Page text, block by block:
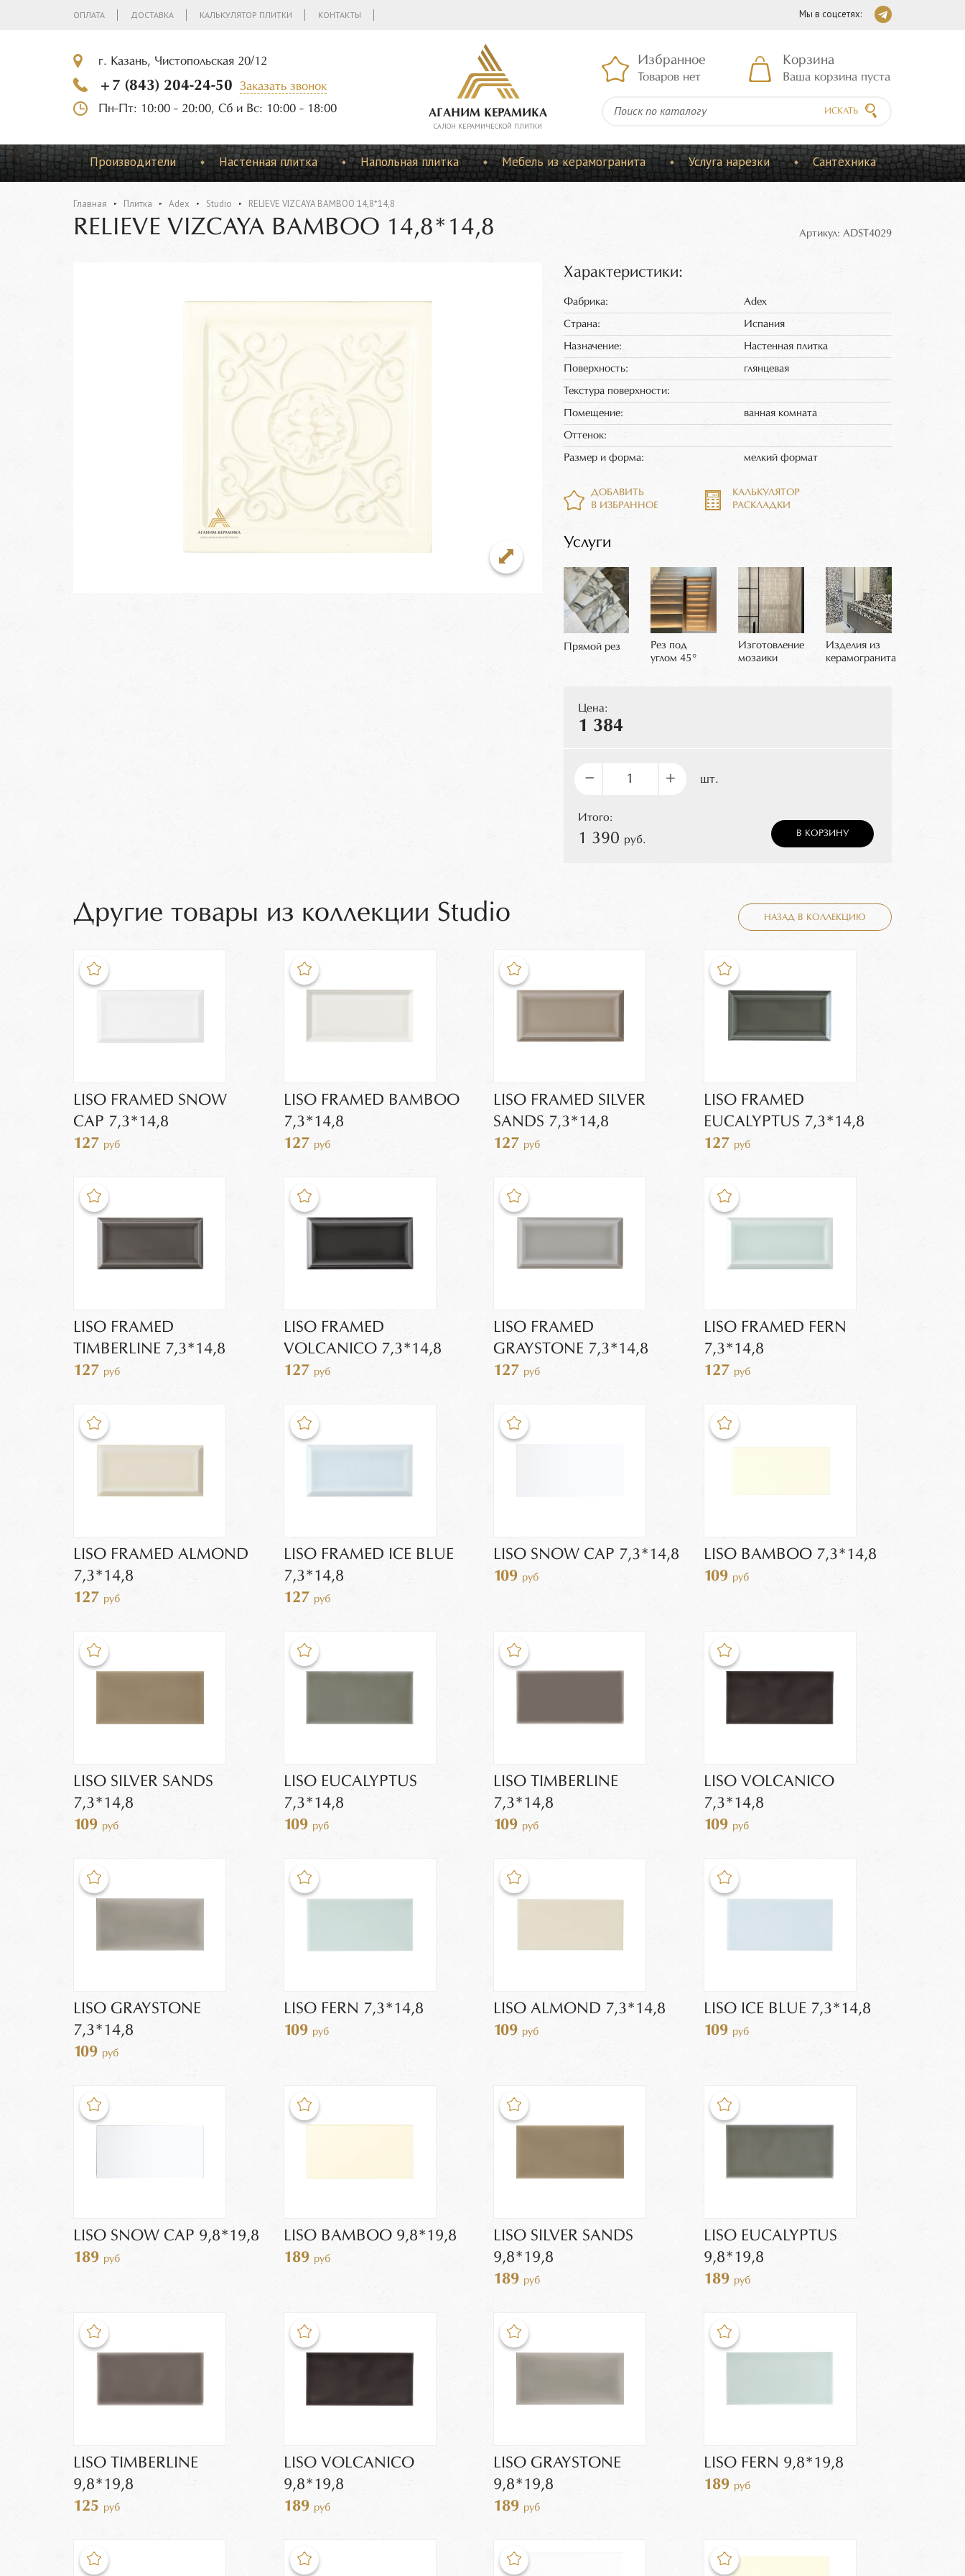
ОПЛАТА ДОСТАВКА КАЛЬКУЛЯТОР ПЛИТКИ КОНТАКТЫ Мы в соцсетях:
г. Казань, Чистопольская 20/12
+7 (843) 204-24-50
Заказать звонок
Пн-Пт: 10:00 - 20:00, Сб и Вс: 10:00 - 18:00
АГАНИМ КЕРАМИКА
CАЛОН КЕРАМИЧЕСКОЙ ПЛИТКИ
Избранное
Товаров нет
Корзина
Ваша корзина пуста
ИСКАТЬ
Производители Настенная плитка Напольная плитка Мебель из керамогранита Услуга нарезки Сантехника
Главная Плитка Adex Studio RELIEVE VIZCAYA BAMBOO 14,8*14,8
RELIEVE VIZCAYA BAMBOO 14,8*14,8 Артикул: ADST4029
Характеристики:
Фабрика: Adex
Страна: Испания
Назначение: Настенная плитка
Поверхность: глянцевая
Текстура поверхности:
Помещение: ванная комната
Оттенок:
Размер и форма: мелкий формат
ДОБАВИТЬ
В ИЗБРАННОЕ
КАЛЬКУЛЯТОР
РАСКЛАДКИ
Услуги
Прямой рез
Рез под
углом 45°
Изготовление
мозаики
Изделия из
керамогранита
Цена:
1 384
– + шт.
Итого:
1 390 руб.
В КОРЗИНУ
НАЗАД В КОЛЛЕКЦИЮ
Другие товары из коллекции Studio
LISO FRAMED SNOW
CAP 7,3*14,8
127 руб
LISO FRAMED BAMBOO
7,3*14,8
127 руб
LISO FRAMED SILVER
SANDS 7,3*14,8
127 руб
LISO FRAMED
EUCALYPTUS 7,3*14,8
127 руб
LISO FRAMED
TIMBERLINE 7,3*14,8
127 руб
LISO FRAMED
VOLCANICO 7,3*14,8
127 руб
LISO FRAMED
GRAYSTONE 7,3*14,8
127 руб
LISO FRAMED FERN
7,3*14,8
127 руб
LISO FRAMED ALMOND
7,3*14,8
127 руб
LISO FRAMED ICE BLUE
7,3*14,8
127 руб
LISO SNOW CAP 7,3*14,8
109 руб
LISO BAMBOO 7,3*14,8
109 руб
LISO SILVER SANDS
7,3*14,8
109 руб
LISO EUCALYPTUS
7,3*14,8
109 руб
LISO TIMBERLINE
7,3*14,8
109 руб
LISO VOLCANICO
7,3*14,8
109 руб
LISO GRAYSTONE
7,3*14,8
109 руб
LISO FERN 7,3*14,8
109 руб
LISO ALMOND 7,3*14,8
109 руб
LISO ICE BLUE 7,3*14,8
109 руб
LISO SNOW CAP 9,8*19,8
189 руб
LISO BAMBOO 9,8*19,8
189 руб
LISO SILVER SANDS
9,8*19,8
189 руб
LISO EUCALYPTUS
9,8*19,8
189 руб
LISO TIMBERLINE
9,8*19,8
125 руб
LISO VOLCANICO
9,8*19,8
189 руб
LISO GRAYSTONE
9,8*19,8
189 руб
LISO FERN 9,8*19,8
189 руб